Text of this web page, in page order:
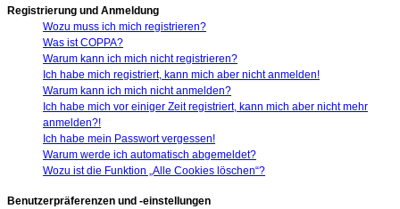
Registrierung und Anmeldung
Wozu muss ich mich registrieren?
Was ist COPPA?
Warum kann ich mich nicht registrieren?
Ich habe mich registriert, kann mich aber nicht anmelden!
Warum kann ich mich nicht anmelden?
Ich habe mich vor einiger Zeit registriert, kann mich aber nicht mehr
anmelden?!
Ich habe mein Passwort vergessen!
Warum werde ich automatisch abgemeldet?
Wozu ist die Funktion „Alle Cookies löschen“?
Benutzerpräferenzen und -einstellungen